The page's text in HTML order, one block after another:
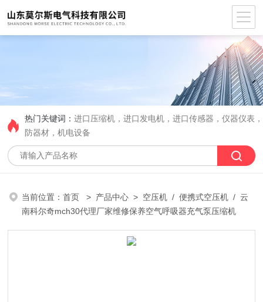
热门关键词：进口压缩机，进口发电机，进口传感器，仪器仪表
防器材，机电设备
当前位置：首页 > 产品中心 > 空压机 /便携式空压机 / 云
南科尔奇mch30代理厂家维修保养空气呼吸器充气泵压缩机